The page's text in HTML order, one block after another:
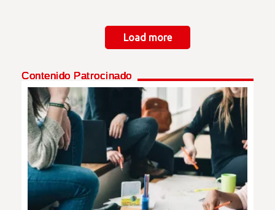
Load more
Contenido Patrocinado